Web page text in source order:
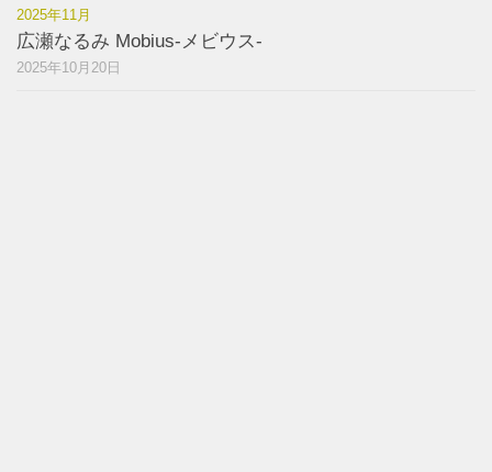
2025年11月
広瀬なるみ Mobius-メビウス-
2025年10月20日